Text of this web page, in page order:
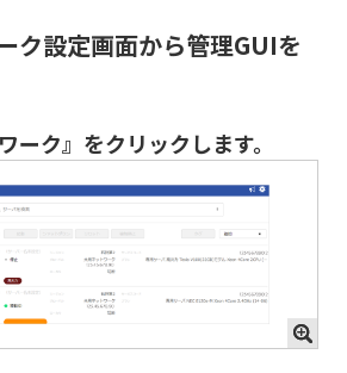
ク設定画面から管理GUIを
ーク』をクリックします。